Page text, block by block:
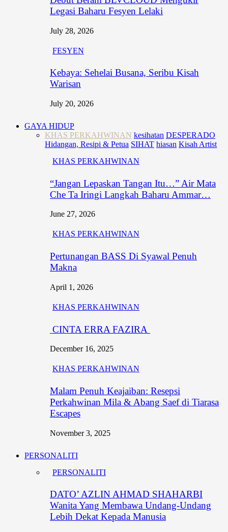
Legasi Baharu Fesyen Lelaki
July 28, 2026
FESYEN
Kebaya: Sehelai Busana, Seribu Kisah
Warisan
July 20, 2026
GAYA HIDUP
KHAS PERKAHWINAN kesihatan DESPERADO
Hidangan, Resipi & Petua SIHAT hiasan Kisah Artist
KHAS PERKAHWINAN
“Jangan Lepaskan Tangan Itu…” Air Mata
Che Ta Iringi Langkah Baharu Ammar…
June 27, 2026
KHAS PERKAHWINAN
Pertunangan BASS Di Syawal Penuh
Makna
April 1, 2026
KHAS PERKAHWINAN
CINTA ERRA FAZIRA
December 16, 2025
KHAS PERKAHWINAN
Malam Penuh Keajaiban: Resepsi
Perkahwinan Mila & Abang Saef di Tiarasa
Escapes
November 3, 2025
PERSONALITI
PERSONALITI
DATO’ AZLIN AHMAD SHAHARBI
Wanita Yang Membawa Undang-Undang
Lebih Dekat Kepada Manusia